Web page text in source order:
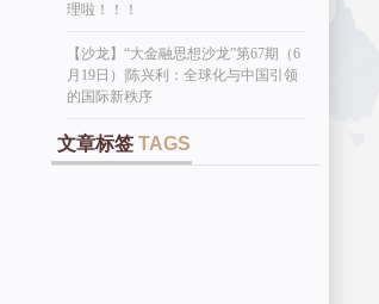
理啦！！！
【沙龙】“大金融思想沙龙”第67期（6
月19日）|陈兴利：全球化与中国引领
的国际新秩序
文章标签 TAGS